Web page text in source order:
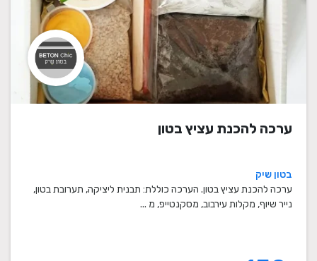
ערכה להכנת עציץ בטון
בטון שיק
ערכה להכנת עציץ בטון. הערכה כוללת: תבנית ליציקה, תערובת בטון,
נייר שיוף, מקלות עירבוב, מסקנטייפ, מ ...